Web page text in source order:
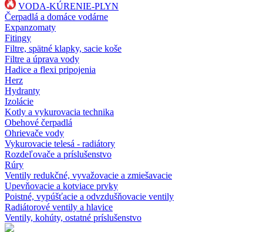
VODA-KÚRENIE-PLYN
Čerpadlá a domáce vodárne
Expanzomaty
Fitingy
Filtre, spätné klapky, sacie koše
Filtre a úprava vody
Hadice a flexi pripojenia
Herz
Hydranty
Izolácie
Kotly a vykurovacia technika
Obehové čerpadlá
Ohrievače vody
Vykurovacie telesá - radiátory
Rozdeľovače a príslušenstvo
Rúry
Ventily redukčné, vyvažovacie a zmiešavacie
Upevňovacie a kotviace prvky
Poistné, vypúšťacie a odvzdušňovacie ventily
Radiátorové ventily a hlavice
Ventily, kohúty, ostatné príslušenstvo